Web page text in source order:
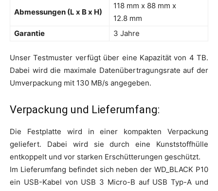
Abmessungen (L x B x H)
118 mm x 88 mm x
12.8 mm
Garantie
3 Jahre
Unser Testmuster verfügt über eine Kapazität von 4 TB.
Dabei wird die maximale Datenübertragungsrate auf der
Umverpackung mit 130 MB/s angegeben.
Verpackung und Lieferumfang:
Die Festplatte wird in einer kompakten Verpackung
geliefert. Dabei wird sie durch eine Kunststoffhülle
entkoppelt und vor starken Erschütterungen geschützt.
Im Lieferumfang befindet sich neben der WD_BLACK P10
ein USB-Kabel von USB 3 Micro-B auf USB Typ-A und